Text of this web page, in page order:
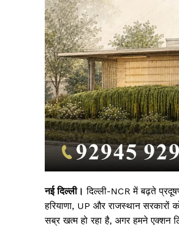
नई दिल्ली।दिल्ली-NCR में बढ़ते
हरियाणा, UP और राजस्थान सरकारों
सब्र खत्म हो रहा है, अगर हमने एक्शन